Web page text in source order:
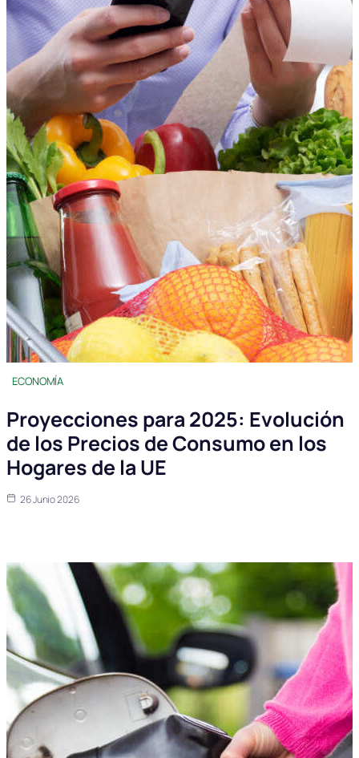
ECONOMÍA
Proyecciones para 2025: Evolución
de los Precios de Consumo en los
Hogares de la UE
26 Junio 2026